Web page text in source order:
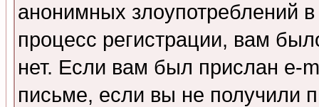
анонимных злоупотреблений
процесс регистрации, вам
нет. Если вам был прислан e-
письме, если вы не получили